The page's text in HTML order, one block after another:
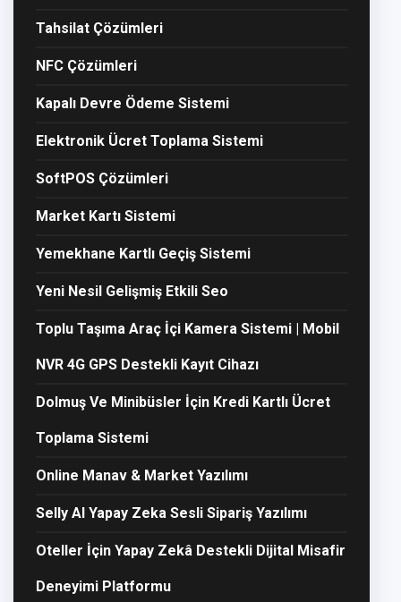
Tahsilat Çözümleri
NFC Çözümleri
Kapalı Devre Ödeme Sistemi
Elektronik Ücret Toplama Sistemi
SoftPOS Çözümleri
Market Kartı Sistemi
Yemekhane Kartlı Geçiş Sistemi
Yeni Nesil Gelişmiş Etkili Seo
Toplu Taşıma Araç İçi Kamera Sistemi | Mobil
NVR 4G GPS Destekli Kayıt Cihazı
Dolmuş Ve Minibüsler İçin Kredi Kartlı Ücret
Toplama Sistemi
Online Manav & Market Yazılımı
Selly AI Yapay Zeka Sesli Sipariş Yazılımı
Oteller İçin Yapay Zekâ Destekli Dijital Misafir
Deneyimi Platformu